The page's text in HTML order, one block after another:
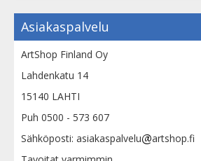
Asiakaspalvelu
ArtShop Finland Oy
Lahdenkatu 14
15140 LAHTI
Puh 0500 - 573 607
Sähköposti: asiakaspalvelu
artshop.fi